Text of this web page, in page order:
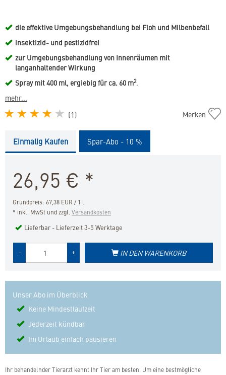
die effektive Umgebungsbehandlung bei Floh und Milbenbefall
insektizid- und pestizidfrei
zur Umgebungsbehandlung von Innenräumen mit
langanhaltender Wirkung
Spray mit 400 ml, ergiebig für ca. 60 m2.
mehr...
(1)
Indorex
Merken
Einmalig Kaufen Spar-Abo - 10 %
26,95 € *
Grundpreis: 67,38 EUR / 1 l
* inkl. MwSt und zzgl.Versandkosten
Lieferbar - Lieferzeit 3-5 Werktage
+
- IN DEN WARENKORB
Unser Abo im Überblick
Keine Mindestlaufzeit
Jederzeit kündbar
Im Urlaub einfach pausieren
Ihr behandelnder Tierarzt kennt Ihr Tier am besten. Um eine bestmögliche